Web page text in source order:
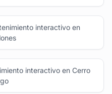
interactivo en
interactivo en Cerro